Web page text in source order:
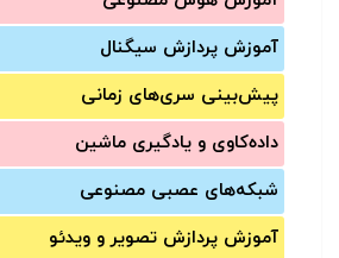
آموزش‌ پردازش سیگنال
پیش‌‌بینی سری‌‌های زمانی
داده‌کاوی و یادگیری ماشین
شبکه‌های عصبی مصنوعی
آموزش‌ پردازش تصویر و ویدئو